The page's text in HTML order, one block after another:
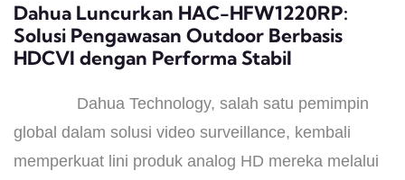
Dahua Luncurkan HAC-HFW1220RP:
Solusi Pengawasan Outdoor Berbasis
HDCVI dengan Performa Stabil
Dahua Technology, salah satu pemimpin
global dalam solusi video surveillance, kembali
memperkuat lini produk analog HD mereka melalui